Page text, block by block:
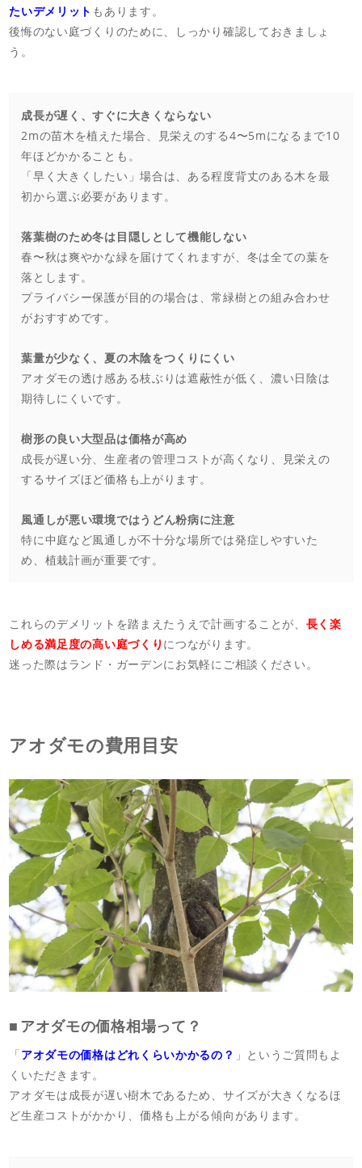
たいデメリット もあります。
後悔のない庭づくりのために、しっかり確認しておきましょ
う。
成長が遅く、すぐに大きくならない
2mの苗木を植えた場合、見栄えのする4〜5mになるまで10
年ほどかかることも。
「早く大きくしたい」場合は、ある程度背丈のある木を最
初から選ぶ必要があります。
落葉樹のため冬は目隠しとして機能しない
春〜秋は爽やかな緑を届けてくれますが、冬は全ての葉を
落とします。
プライバシー保護が目的の場合は、常緑樹との組み合わせ
がおすすめです。
葉量が少なく、夏の木陰をつくりにくい
アオダモの透け感ある枝ぶりは遮蔽性が低く、濃い日陰は
期待しにくいです。
樹形の良い大型品は価格が高め
成長が遅い分、生産者の管理コストが高くなり、見栄えの
するサイズほど価格も上がります。
風通しが悪い環境ではうどん粉病に注意
特に中庭など風通しが不十分な場所では発症しやすいた
め、植栽計画が重要です。
これらのデメリットを踏まえたうえで計画することが、 長く楽
しめる満足度の高い庭づくり につながります。
迷った際はランド・ガーデンにお気軽にご相談ください。
アオダモの費用目安
アオダモの価格相場って？
「アオダモの価格はどれくらいかかるの？ 」というご質問もよ
くいただきます。
アオダモは成長が遅い樹木であるため、サイズが大きくなるほ
ど生産コストがかかり、価格も上がる傾向があります。